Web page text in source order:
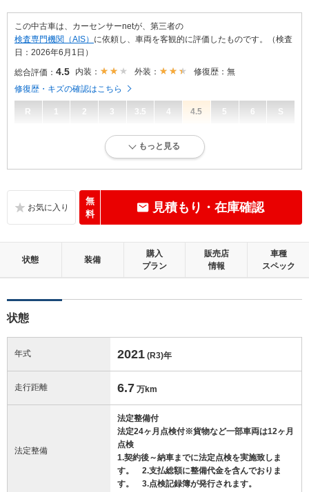
この中古車は、カーセンサーnetが、第三者の
検査専門機関（AIS） に依頼し、車両を客観的に評価したものです。（検査
日：2026年6月1日）
総合評価： 4.5 内装： 外装：
修復歴：無
修復歴・キズの確認はこちら
R 1 2 3 3.5 4 4.5 5 6 S
内外装に目立たない軽微なキズ、ヘコミが少し認められますが、良好な
標準的に使用されていて、多少のコゲ、スレ、キズがあります。
外装：
キズ、ヘコミなどが少なく、あっても目立たない、良好な状態です。
もっと見る
無
料
見積もり・在庫確認
状態 装備
購入
プラン
販売店
情報
車種
スペック
状態
年式 2021 (R3)年
走行距離 6.7 万km
法定整備
法定整備付
法定24ヶ月点検付※貨物など一部車両は12ヶ月
点検
1.契約後～納車までに法定点検を実施致しま
す。 2.支払総額に整備代金を含んでおりま
す。 3.点検記録簿が発行されます。